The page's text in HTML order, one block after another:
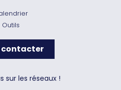
Outils
contacter
sur les réseaux !